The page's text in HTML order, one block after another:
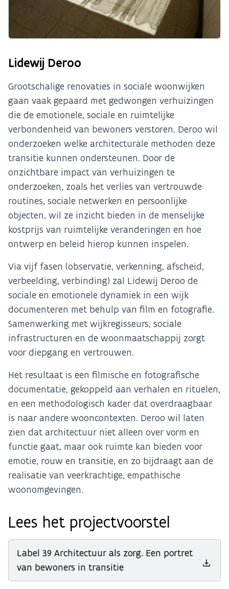
Lidewij Deroo
Grootschalige renovaties in sociale woonwijken
gaan vaak gepaard met gedwongen verhuizingen
die de emotionele, sociale en ruimtelijke
verbondenheid van bewoners verstoren. Deroo wil
onderzoeken welke architecturale methoden deze
transitie kunnen ondersteunen. Door de
onzichtbare impact van verhuizingen te
onderzoeken, zoals het verlies van vertrouwde
routines, sociale netwerken en persoonlijke
objecten, wil ze inzicht bieden in de menselijke
kostprijs van ruimtelijke veranderingen en hoe
ontwerp en beleid hierop kunnen inspelen.
Via vijf fasen (observatie, verkenning, afscheid,
verbeelding, verbinding) zal Lidewij Deroo de
sociale en emotionele dynamiek in een wijk
documenteren met behulp van film en fotografie.
Samenwerking met wijkregisseurs, sociale
infrastructuren en de woonmaatschappij zorgt
voor diepgang en vertrouwen.
Het resultaat is een filmische en fotografische
documentatie, gekoppeld aan verhalen en rituelen,
en een methodologisch kader dat overdraagbaar
is naar andere wooncontexten. Deroo wil laten
zien dat architectuur niet alleen over vorm en
functie gaat, maar ook ruimte kan bieden voor
emotie, rouw en transitie, en zo bijdraagt aan de
realisatie van veerkrachtige, empathische
woonomgevingen.
Lees het projectvoorstel
Label 39 Architectuur als zorg. Een portret
van bewoners in transitie